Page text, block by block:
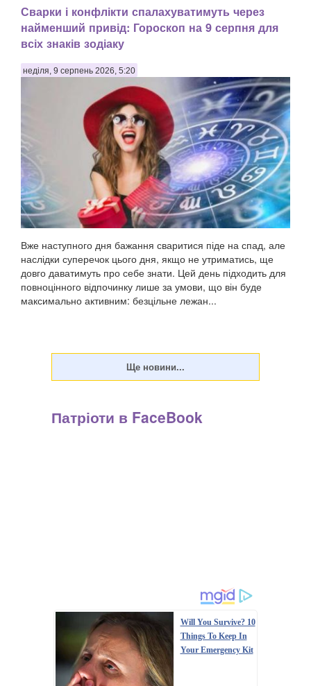
Сварки і конфлікти спалахуватимуть через
найменший привід: Гороскоп на 9 серпня для
всіх знаків зодіаку
неділя, 9 серпень 2026, 5:20
Вже наступного дня бажання сваритися піде на спад, але
наслідки суперечок цього дня, якщо не утриматись, ще
довго даватимуть про себе знати. Цей день підходить для
повноцінного відпочинку лише за умови, що він буде
максимально активним: безцільне лежан...
Патріоти в FaceBook
Will You Survive? 10
Things To Keep In
Your Emergency Kit